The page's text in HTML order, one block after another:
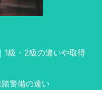
1級・2級の違いや取得
警備の違い